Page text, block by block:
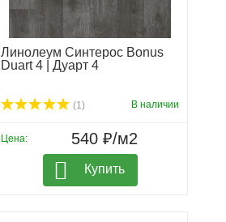
Линолеум Синтерос Bonus
Duart 4 | Дуарт 4
(1) В наличии
Цена: 540 ₽/м2
Купить